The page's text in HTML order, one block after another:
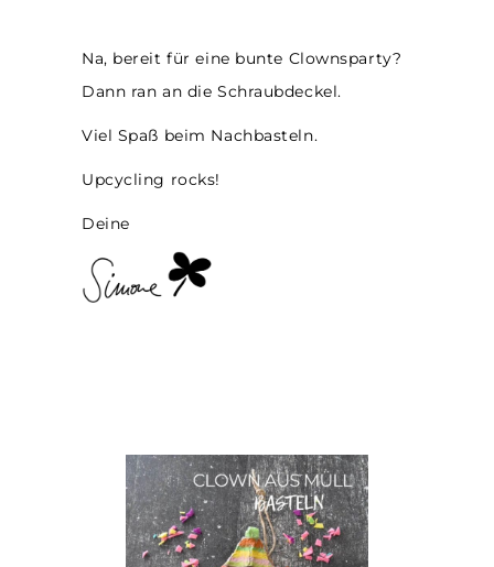
Na, bereit für eine bunte Clownsparty?
Dann ran an die Schraubdeckel.
Viel Spaß beim Nachbasteln.
Upcycling rocks!
Deine